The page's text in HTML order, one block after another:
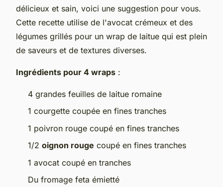
délicieux et sain, voici une suggestion pour vous.
Cette recette utilise de l'avocat crémeux et des
légumes grillés pour un wrap de laitue qui est plein
de saveurs et de textures diverses.
Ingrédients pour 4 wraps :
4 grandes feuilles de laitue romaine
1 courgette coupée en fines tranches
1 poivron rouge coupé en fines tranches
1/2 oignon rouge coupé en fines tranches
1 avocat coupé en tranches
Du fromage feta émietté